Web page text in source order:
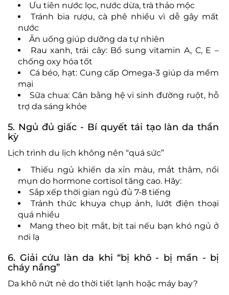
Ưu tiên nước lọc, nước dừa, trà thảo mộc
Tránh bia rượu, cà phê nhiều vì dễ gây mất
nước
Ăn uống giúp dưỡng da tự nhiên
Rau xanh, trái cây: Bổ sung vitamin A, C, E –
chống oxy hóa tốt
Cá béo, hạt: Cung cấp Omega-3 giúp da mềm
mại
Sữa chua: Cân bằng hệ vi sinh đường ruột, hỗ
trợ da sáng khỏe
5. Ngủ đủ giấc - Bí quyết tái tạo làn da thần
kỳ
Lịch trình du lịch không nên “quá sức”
Thiếu ngủ khiến da xỉn màu, mắt thâm, nổi
mụn do hormone cortisol tăng cao. Hãy:
Sắp xếp thời gian ngủ đủ 7-8 tiếng
Tránh thức khuya chụp ảnh, lướt điện thoại
quá nhiều
Mang theo bịt mắt, bịt tai nếu bạn khó ngủ ở
nơi lạ
6. Giải cứu làn da khi “bị khô - bị mẩn - bị
cháy nắng”
Da khô nứt nẻ do thời tiết lạnh hoặc máy bay?